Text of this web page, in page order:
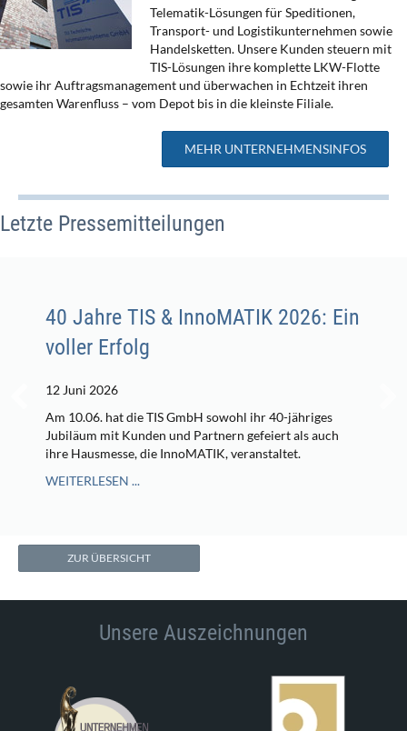
Telematik-Lösungen für Speditionen,
Transport- und Logistikunternehmen sowie
Handelsketten. Unsere Kunden steuern mit
TIS-Lösungen ihre komplette LKW-Flotte
sowie ihr Auftragsmanagement und überwachen in Echtzeit ihren
gesamten Warenfluss – vom Depot bis in die kleinste Filiale.
MEHR UNTERNEHMENSINFOS
Letzte Pressemitteilungen
40 Jahre TIS & InnoMATIK 2026: Ein
voller Erfolg
12 Juni 2026
Am 10.06. hat die TIS GmbH sowohl ihr 40-jähriges
Jubiläum mit Kunden und Partnern gefeiert als auch
ihre Hausmesse, die InnoMATIK, veranstaltet.
WEITERLESEN ...
ZUR ÜBERSICHT
Unsere Auszeichnungen